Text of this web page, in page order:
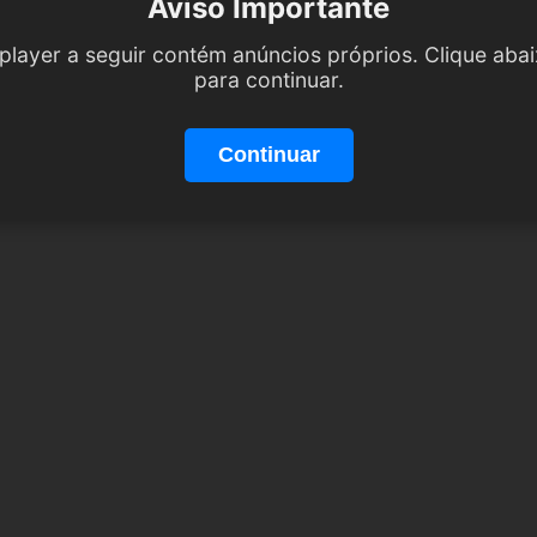
Aviso Importante
a seguir contém anúncios próprios. Clique
para continuar.
Continuar